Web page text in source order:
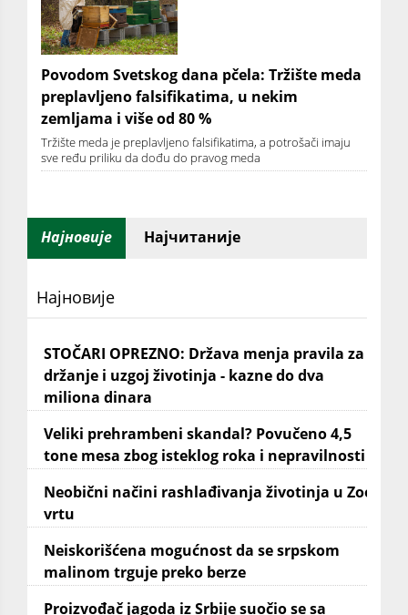
Povodom Svetskog dana pčela: Tržište meda
preplavljeno falsifikatima, u nekim
zemljama i više od 80 %
Tržište meda je preplavljeno falsifikatima, a potrošači imaju
sve ređu priliku da dođu do pravog meda
Најновије Најчитаније
Најновије
STOČARI OPREZNO: Država menja pravila za
držanje i uzgoj životinja - kazne do dva
miliona dinara
Veliki prehrambeni skandal? Povučeno 4,5
tone mesa zbog isteklog roka i nepravilnosti
Neobični načini rashlađivanja životinja u Zoo
vrtu
Neiskorišćena mogućnost da se srpskom
malinom trguje preko berze
Proizvođač jagoda iz Srbije suočio se sa